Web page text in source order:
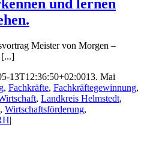
und lernen
Meister von Morgen –
[...]
13T12:36:50+02:0013. Mai
, Fachkräfte, Fachkräftegewinnung,
, Landkreis Helmstedt,
, Wirtschaftsförderung,
|